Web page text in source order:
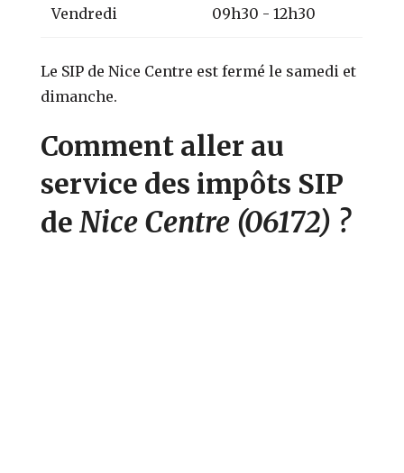
Vendredi 09h30 - 12h30
Le SIP de Nice Centre est fermé le samedi et
dimanche.
Comment aller au
service des impôts SIP
deNice Centre (06172) ?